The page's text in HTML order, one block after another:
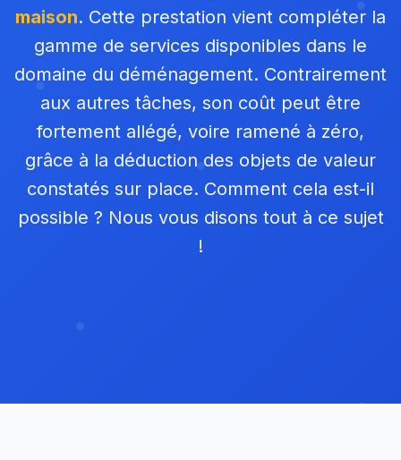
maison. Cette prestation vient compléter la
gamme de services disponibles dans le
domaine du déménagement. Contrairement
aux autres tâches, son coût peut être
fortement allégé, voire ramené à zéro,
grâce à la déduction des objets de valeur
constatés sur place. Comment cela est-il
possible ? Nous vous disons tout à ce sujet
!